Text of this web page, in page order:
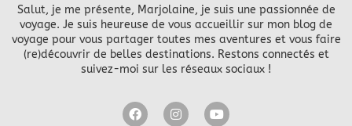
Salut, je me présente, Marjolaine, je suis une passionnée de
voyage. Je suis heureuse de vous accueillir sur mon blog de
voyage pour vous partager toutes mes aventures et vous faire
(re)découvrir de belles destinations. Restons connectés et
suivez-moi sur les réseaux sociaux !